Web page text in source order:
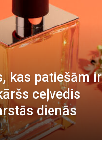
kas patiešām ir
ceļvedis
dienās